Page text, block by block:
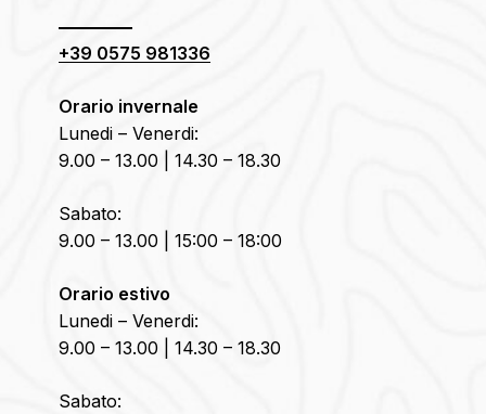
+39 0575 981336
Orario invernale
Lunedi – Venerdi:
9.00 – 13.00 | 14.30 – 18.30
Sabato:
9.00 – 13.00 | 15:00 – 18:00
Orario estivo
Lunedi – Venerdi:
9.00 – 13.00 | 14.30 – 18.30
Sabato: